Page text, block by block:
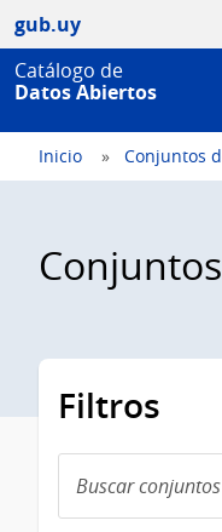
gub.uy
Catálogo de
Datos Abiertos
Inicio Conjuntos
Filtros
conjuntos
de